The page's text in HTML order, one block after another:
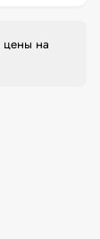
цены на